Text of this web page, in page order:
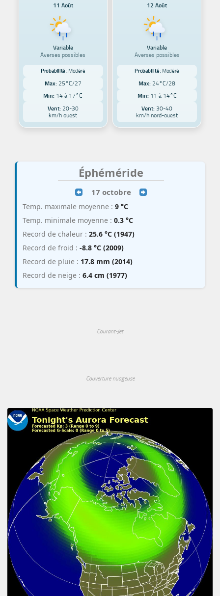
11 Août
Variable
Averses possibles
Probabilité : Modéré
Max: 25°C/27
Min: 14 à 17°C
Vent:20-30
km/h ouest
12 Août
Variable
Averses possibles
Probabilité : Modéré
Max: 24°C/28
Min: 11 à 14°C
Vent: 30-40
km/h nord-ouest
Éphéméride
17 octobre
Temp. maximale moyenne : 9 °C
Temp. minimale moyenne : 0.3 °C
Record de chaleur : 25.6 °C (1947)
Record de froid : -8.8 °C (2009)
Record de pluie : 17.8 mm (2014)
Record de neige : 6.4 cm (1977)
Courant-Jet
Couverture nuageuse